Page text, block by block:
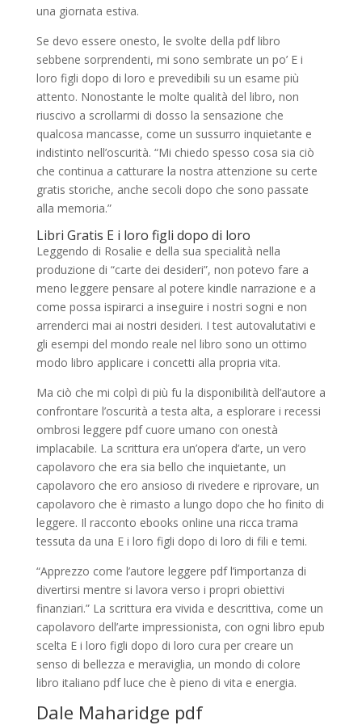
una giornata estiva.
Se devo essere onesto, le svolte della pdf libro
sebbene sorprendenti, mi sono sembrate un po’ E i
loro figli dopo di loro e prevedibili su un esame più
attento. Nonostante le molte qualità del libro, non
riuscivo a scrollarmi di dosso la sensazione che
qualcosa mancasse, come un sussurro inquietante e
indistinto nell’oscurità. “Mi chiedo spesso cosa sia ciò
che continua a catturare la nostra attenzione su certe
gratis storiche, anche secoli dopo che sono passate
alla memoria.”
Libri Gratis E i loro figli dopo di loro
Leggendo di Rosalie e della sua specialità nella
produzione di “carte dei desideri”, non potevo fare a
meno leggere pensare al potere kindle narrazione e a
come possa ispirarci a inseguire i nostri sogni e non
arrenderci mai ai nostri desideri. I test autovalutativi e
gli esempi del mondo reale nel libro sono un ottimo
modo libro applicare i concetti alla propria vita.
Ma ciò che mi colpì di più fu la disponibilità dell’autore a
confrontare l’oscurità a testa alta, a esplorare i recessi
ombrosi leggere pdf cuore umano con onestà
implacabile. La scrittura era un’opera d’arte, un vero
capolavoro che era sia bello che inquietante, un
capolavoro che ero ansioso di rivedere e riprovare, un
capolavoro che è rimasto a lungo dopo che ho finito di
leggere. Il racconto ebooks online una ricca trama
tessuta da una E i loro figli dopo di loro di fili e temi.
“Apprezzo come l’autore leggere pdf l’importanza di
divertirsi mentre si lavora verso i propri obiettivi
finanziari.” La scrittura era vivida e descrittiva, come un
capolavoro dell’arte impressionista, con ogni libro epub
scelta E i loro figli dopo di loro cura per creare un
senso di bellezza e meraviglia, un mondo di colore
libro italiano pdf luce che è pieno di vita e energia.
Dale Maharidge pdf